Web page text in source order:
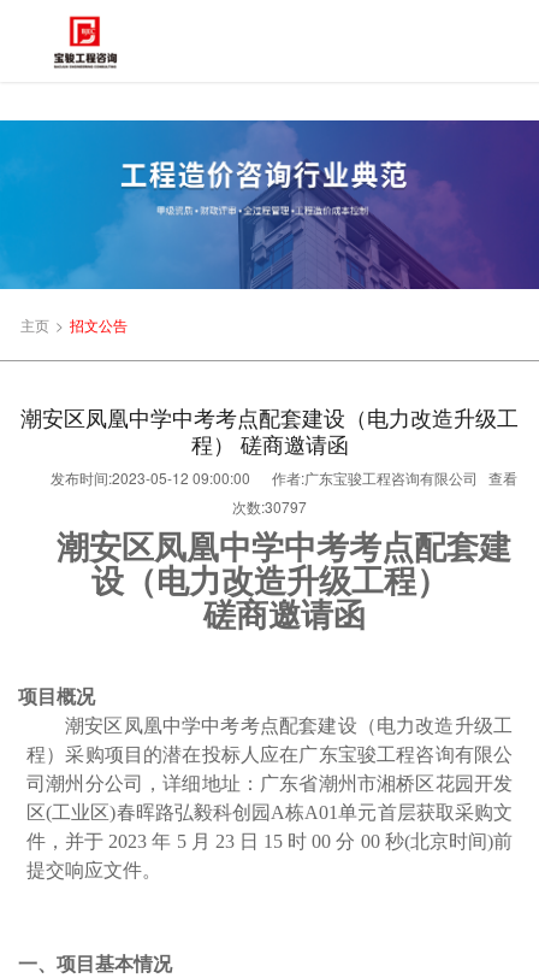
主页 > 招文公告
潮安区凤凰中学中考考点配套建设（电力改造升级工
程） 磋商邀请函
发布时间:2023-05-12 09:00:00 作者:广东宝骏工程咨询有限公司
查看
次数:30797
潮安区凤凰中学中考考点配套建
设（电力改造升级工程）
磋商邀请函
项目概况
潮安区凤凰中学中考考点配套建设（电力改造升级工
程）采购项目的潜在投标人应在广东宝骏工程咨询有限公
司潮州分公司，详细地址：广东省潮州市湘桥区花园开发
区(工业区)春晖路弘毅科创园 A栋A01单元首层获取采购文
件，并于 2023 年 5 月 23 日 15 时 00 分 00 秒(北京时间)前
提交响应文件。
一、项目基本情况